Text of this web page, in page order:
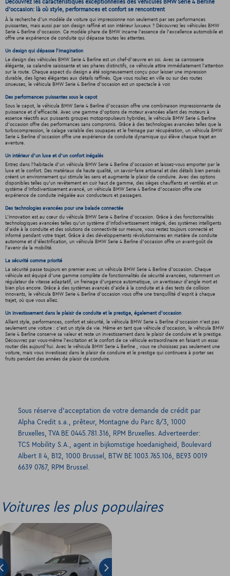
Découvrez les caractéristiques exceptionnelles des véhicules BMW Serie 4 Berline
d'occasion: là où style, performances et confort se rencontrent
À la recherche d'un modèle de voiture qui impressionne non seulement par ses performances
puissantes, mais aussi par son design raffiné et son intérieur luxueux ? Découvrez les véhicules BMW
Serie 4 Berline d'occasion. Ce modèle phare de BMW incarne l'essence de l'excellence automobile et
offre une expérience de conduite qui dépasse toutes les attentes.
Un design qui dépasse l'imagination
Le design des véhicules BMW Serie 4 Berline est un chef-d'œuvre en soi. Avec sa carrosserie
élégante, sa calandre saisissante et ses phares distinctifs, ce véhicule attire immédiatement l'attention
sur la route. Chaque aspect du design a été soigneusement conçu pour laisser une impression
durable, des lignes élégantes aux détails raffinés. Que vous rouliez en ville ou sur des routes
sinueuses, le véhicula BMW Serie 4 Berline d'occasion est un spectacle à voir.
Des performances puissantes sous le capot
Sous le capot, le véhicula BMW Serie 4 Berline d'occasion offre une combinaison impressionnante de
puissance et d'efficacité. Avec une gamme d'options de moteur avancées allant des moteurs à
essence réactifs aux puissants groupes motopropulseurs hybrides, le véhicula BMW Serie 4 Berline
d'occasion offre des performances sans compromis. Grâce à des technologies avancées telles que la
turbocompression, le calage variable des soupapes et le freinage par récupération, un véhicula BMW
Serie 4 Berline d'occasion offre une expérience de conduite dynamique qui élève chaque trajet en
aventure.
Un intérieur d’un luxe et d’un confort inégalés
Entrez dans l'habitacle d'un véhicula BMW Serie 4 Berline d'occasion et laissez-vous emporter par le
luxe et le confort. Des matériaux de haute qualité, un savoir-faire artisanal et des détails bien pensés
créent un environnement qui stimule les sens et augmente le plaisir de conduire. Avec des options
disponibles telles qu'un revêtement en cuir haut de gamme, des sièges chauffants et ventilés et un
système d'infodivertissement avancé, un véhicula BMW Serie 4 Berline d'occasion offre une
expérience de conduite inégalée aux conducteurs et passagers.
Des technologies avancées pour une balade connectée
L'innovation est au cœur du véhicula BMW Serie 4 Berline d'occasion. Grâce à des fonctionnalités
technologiques avancées telles qu'un système d'infodivertissement intégré, des systèmes intelligents
d'aide à la conduite et des solutions de connectivité sur mesure, vous restez toujours connecté et
informé pendant votre trajet. Grâce à des développements révolutionnaires en matière de conduite
autonome et d'électrification, un véhicula BMW Serie 4 Berline d'occasion offre un avant-goût de
l'avenir de la mobilité.
La sécurité comme priorité
La sécurité passe toujours en premier avec un véhicula BMW Serie 4 Berline d'occasion. Chaque
véhicule est équipé d'une gamme complète de fonctionnalités de sécurité avancées, notamment un
régulateur de vitesse adaptatif, un freinage d'urgence automatique, un avertisseur d'angle mort et
bien plus encore. Grâce à des systèmes avancés d'aide à la conduite et à des tests de collision
innovants, le véhicula BMW Serie 4 Berline d'occasion vous offre une tranquillité d'esprit à chaque
trajet, où que vous alliez.
Un investissement dans le plaisir de conduite et le prestige, également d'occasion
Alliant style, performances, confort et sécurité, le véhicula BMW Serie 4 Berline d'occasion n'est pas
seulement une voiture : c'est un style de vie. Même en tant que véhicule d'occasion, le véhicula BMW
Serie 4 Berline conserve sa valeur et reste un investissement dans le plaisir de conduire et le prestige.
Découvrez par vous-même l'excitation et le confort de ce véhicule extraordinaire en faisant un essai
routier dès aujourd'hui. Avec le véhicula BMW Serie 4 Berline , vous ne choisissez pas seulement une
voiture, mais vous investissez dans le plaisir de conduire et le prestige qui continuera à porter ses
fruits pendant des années de plaisir de conduire.
Sous réserve d’acceptation de votre demande de crédit par
Alpha Credit s.a., prêteur, Montagne du Parc 8/3, 1000
Bruxelles, TVA BE 0445.781.316, RPM Bruxelles. Adverteerder:
TCS Mobility S.A., agent in bijkomstige hoedanigheid, Boulevard
Albert II 4, B12, 1000 Brussel, BTW BE 1003.765.106, BE93 0019
6639 0767, RPM Brussel.
Voitures les plus populaires